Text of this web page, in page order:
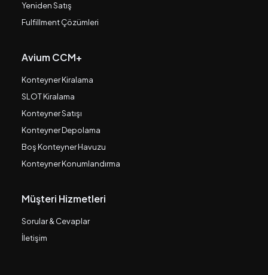
Yeniden Satış
Fulfillment Çözümleri
Avium CCM+
Konteyner Kiralama
SLOT Kiralama
Konteyner Satışı
Konteyner Depolama
Boş Konteyner Havuzu
Konteyner Konumlandırma
Müşteri Hizmetleri
Sorular & Cevaplar
İletişim